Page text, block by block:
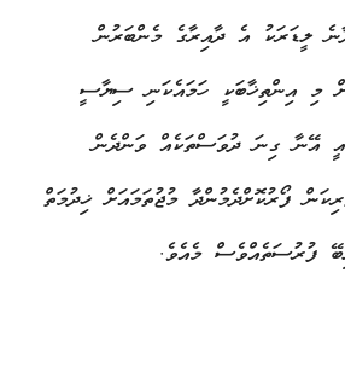
ލީޑަރަކު އެ ދާއިރާގެ މެންބަރުން
މި އިންތިޚާބަކީ ހަމައެކަނި ސިޔާސީ
އޭނާ ގިނަ ދުވަސްތަކެއް ވަންދެން
ފޯރުކޮށްދެމުންދާ މުޖުތަމައަށް ޚިދުމަތް
ފުރުސަތެއްވެސް މެއެވެ.